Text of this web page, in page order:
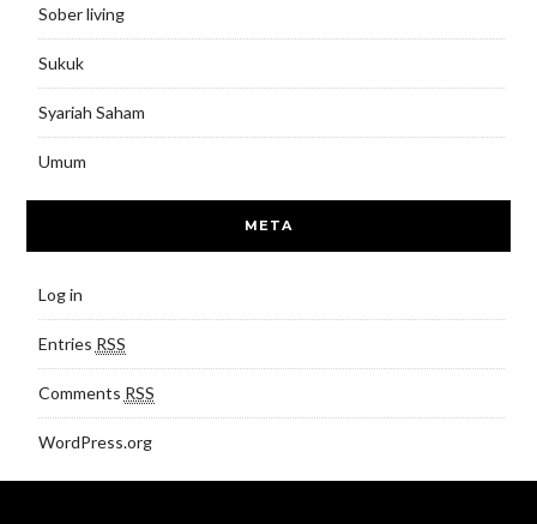
Sober living
Sukuk
Syariah Saham
Umum
META
Log in
Entries RSS
Comments RSS
WordPress.org